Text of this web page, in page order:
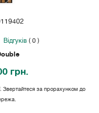
Відгуків( 0 )
грн.
Звертайтеся за прорахунком до